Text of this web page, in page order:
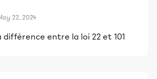
22, 2024
différence entre la loi 22 et 101